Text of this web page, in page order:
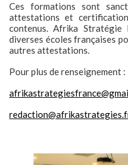
Ces formations sont
attestations et
contenus. Afrika Stratégie
diverses écoles françaises
autres attestations.
Pour plus de renseignement :